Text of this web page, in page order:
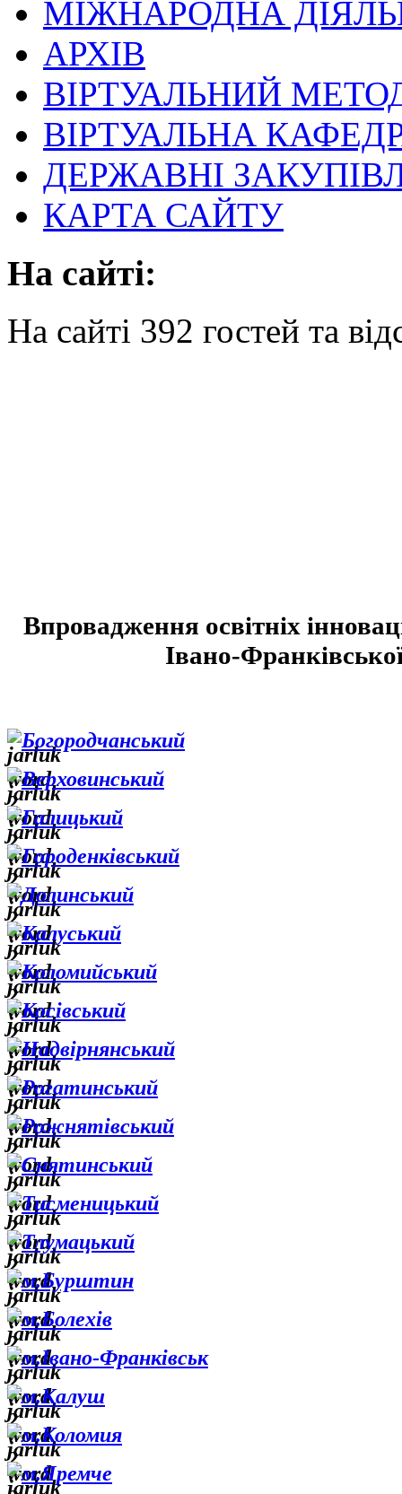
МІЖНАРОДНА
АРХІВ
ВІРТУАЛЬНИЙ
ВІРТУАЛЬНА
ДЕРЖАВНІ
КАРТА САЙТУ
На сайті:
На сайті 392 гостей та
Впровадження освітніх
Івано-
Богородчанський
Верховинський
Галицький
Городенківський
Долинський
Калуський
Коломийський
Косівський
Надвірнянський
Рогатинський
Рожнятівський
Снятинський
Тисменицький
Тлумацький
м.Бурштин
м.Болехів
м.Івано-Франківськ
м.Калуш
м.Коломия
м.Яремче